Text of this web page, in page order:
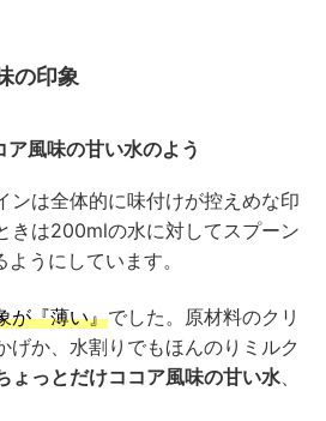
の印象
風味の甘い水のよう
ンは全体的に味付けが控えめな印
きは200mlの水に対してスプーン
うにしています。
が『薄い』でした。原材料のクリ
げか、水割りでもほんのりミルク
ょっとだけココア風味の甘い水、